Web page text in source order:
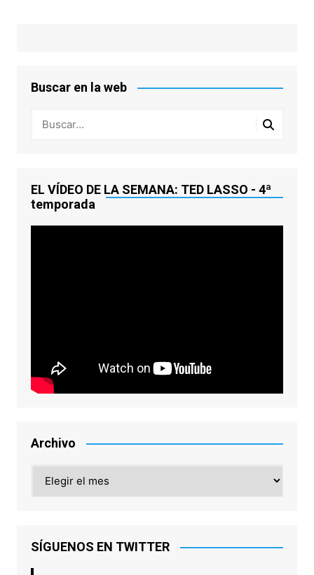
Buscar en la web
EL VÍDEO DE LA SEMANA: TED LASSO - 4ª
temporada
Archivo
SÍGUENOS EN TWITTER